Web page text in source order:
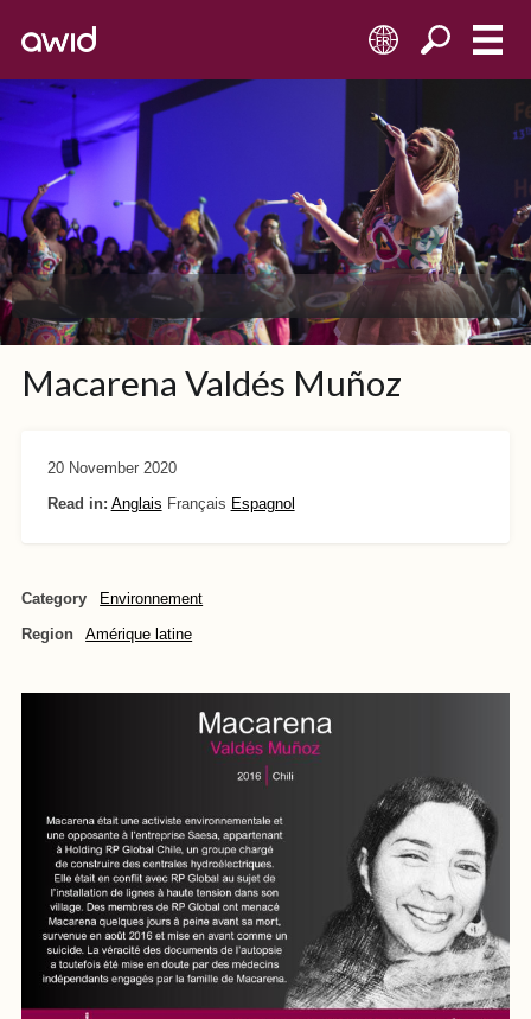
FR
Macarena Valdés Muñoz
20 November 2020
Read in: Anglais Français Espagnol
Category Environnement
Region Amérique latine